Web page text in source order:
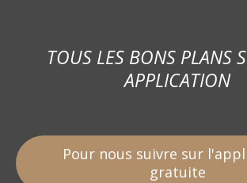
TOUS LES BONS PLANS
APPLICATION
Pour nous suivre sur
gratuite